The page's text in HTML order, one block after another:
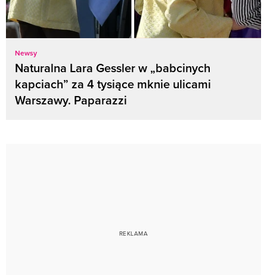
Newsy
Naturalna Lara Gessler w „babcinych
kapciach” za 4 tysiące mknie ulicami
Warszawy. Paparazzi